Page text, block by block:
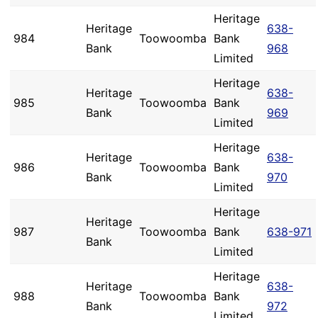
984
Heritage
Bank
Toowoomba
Heritage
Bank
Limited
638-
968
985
Heritage
Bank
Toowoomba
Heritage
Bank
Limited
638-
969
986
Heritage
Bank
Toowoomba
Heritage
Bank
Limited
638-
970
987
Heritage
Bank
Toowoomba
Heritage
Bank
Limited
638-971
988
Heritage
Bank
Toowoomba
Heritage
Bank
638-
972